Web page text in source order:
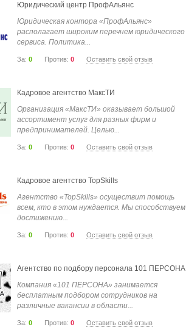
Юридический центр ПрофАльянс
Юридическая контора «ПрофАльянс»
располагает широким перечнем юридического
сервиса. Политика...
За: 0 Против: 0 Оставить свой отзыв
Кадровое агентство МаксТИ
Организация «МаксТИ» оказывает большой
ассортимент услуг для разных фирм и
предпринимателей. Целью...
За: 0 Против: 0 Оставить свой отзыв
Кадровое агентство TopSkills
Агентство «TopSkills» осуществит помощь
всем, кто в этом нуждается. Мы способствуем
достижению...
За: 0 Против: 0 Оставить свой отзыв
Агентство по подбору персонала 101 ПЕРСОНА
Компания «101 ПЕРСОНА» занимается
бесплатным подбором сотрудников на
различные вакансии в области...
За: 0 Против: 0 Оставить свой отзыв